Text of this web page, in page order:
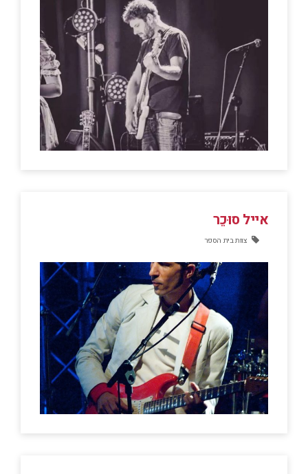
אייל סוּכֵר
צוות בית הספר